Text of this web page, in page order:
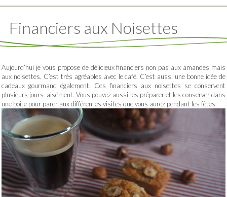
Financiers aux Noisettes
Aujourd’hui je vous propose de délicieux financiers non pas aux amandes mais
aux noisettes. C’est très agréables avec le café. C’est aussi une bonne idée de
cadeaux gourmand également. Ces financiers aux noisettes se conservent
plusieurs jours aisément. Vous pouvez aussi les préparer et les conserver dans
une boîte pour parer aux différentes visites que vous aurez pendant les fêtes.